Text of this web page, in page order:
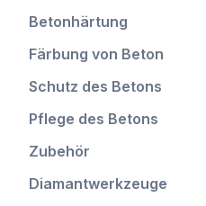
Betonhärtung
Färbung von Beton
Schutz des Betons
Pflege des Betons
Zubehör
Diamantwerkzeuge